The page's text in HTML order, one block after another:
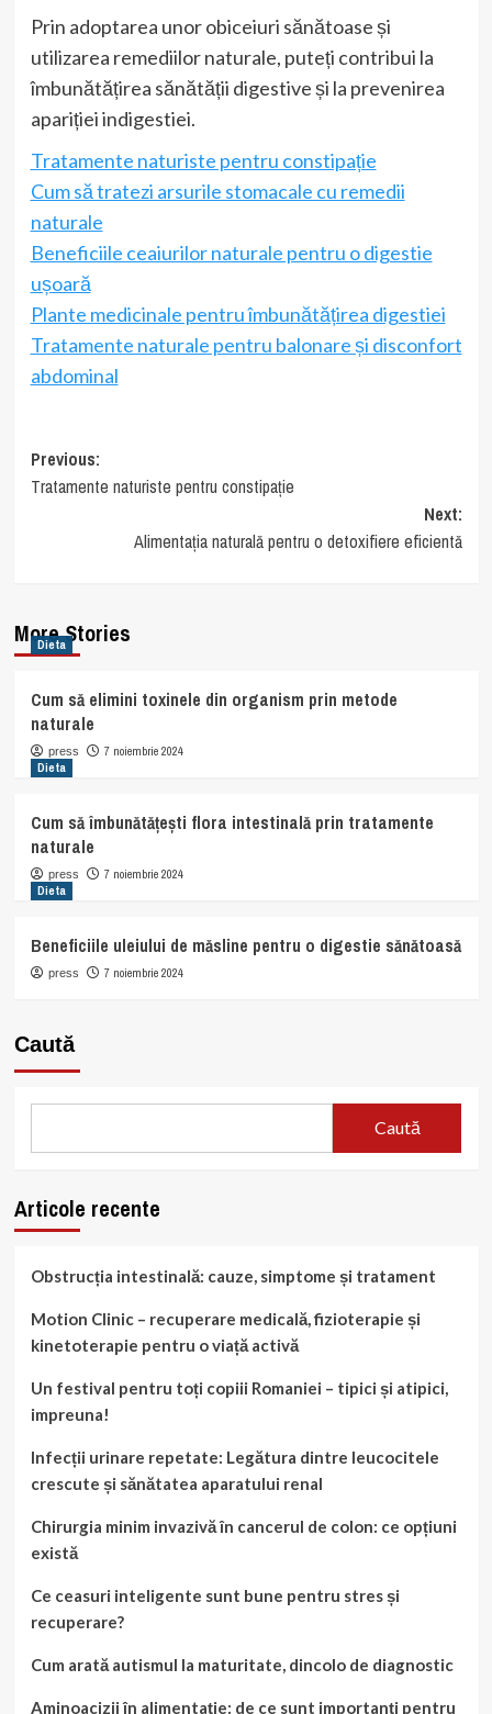
Prin adoptarea unor obiceiuri sănătoase și
utilizarea remediilor naturale, puteți contribui la
îmbunătățirea sănătății digestive și la prevenirea
apariției indigestiei.
Tratamente naturiste pentru constipație
Cum să tratezi arsurile stomacale cu remedii
naturale
Beneficiile ceaiurilor naturale pentru o digestie
ușoară
Plante medicinale pentru îmbunătățirea digestiei
Tratamente naturale pentru balonare și disconfort
abdominal
Post
navigation
Previous:
Tratamente naturiste pentru constipație
Next:
Alimentația naturală pentru o detoxifiere eficientă
More Stories
Dieta
Cum să elimini toxinele din organism prin metode
naturale
press
7 noiembrie 2024
Dieta
Cum să îmbunătățești flora intestinală prin tratamente
naturale
press
7 noiembrie 2024
Dieta
Beneficiile uleiului de măsline pentru o digestie sănătoasă
press 7 noiembrie 2024
Caută
Caută
Articole recente
Obstrucția intestinală: cauze, simptome și tratament
Motion Clinic – recuperare medicală, fizioterapie și
kinetoterapie pentru o viață activă
Un festival pentru toți copiii Romaniei – tipici și atipici,
impreuna!
Infecții urinare repetate: Legătura dintre leucocitele
crescute și sănătatea aparatului renal
Chirurgia minim invazivă în cancerul de colon: ce opțiuni
există
Ce ceasuri inteligente sunt bune pentru stres și
recuperare?
Cum arată autismul la maturitate, dincolo de diagnostic
Aminoacizii în alimentație: de ce sunt importanți pentru